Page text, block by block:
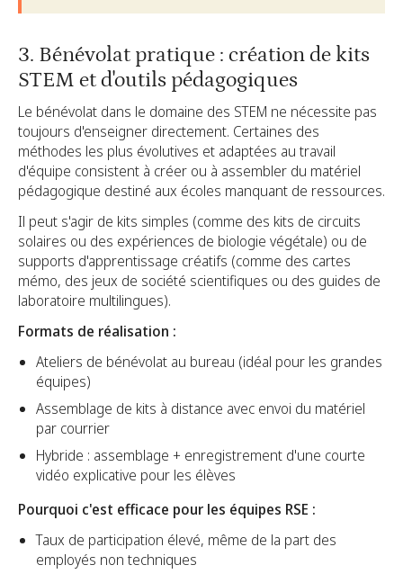
3. Bénévolat pratique : création de kits
STEM et d'outils pédagogiques
Le bénévolat dans le domaine des STEM ne nécessite pas
toujours d'enseigner directement. Certaines des
méthodes les plus évolutives et adaptées au travail
d'équipe consistent à créer ou à assembler du matériel
pédagogique destiné aux écoles manquant de ressources.
Il peut s'agir de kits simples (comme des kits de circuits
solaires ou des expériences de biologie végétale) ou de
supports d'apprentissage créatifs (comme des cartes
mémo, des jeux de société scientifiques ou des guides de
laboratoire multilingues).
Formats de réalisation :
Ateliers de bénévolat au bureau (idéal pour les grandes
équipes)
Assemblage de kits à distance avec envoi du matériel
par courrier
Hybride : assemblage + enregistrement d'une courte
vidéo explicative pour les élèves
Pourquoi c'est efficace pour les équipes RSE :
Taux de participation élevé, même de la part des
employés non techniques